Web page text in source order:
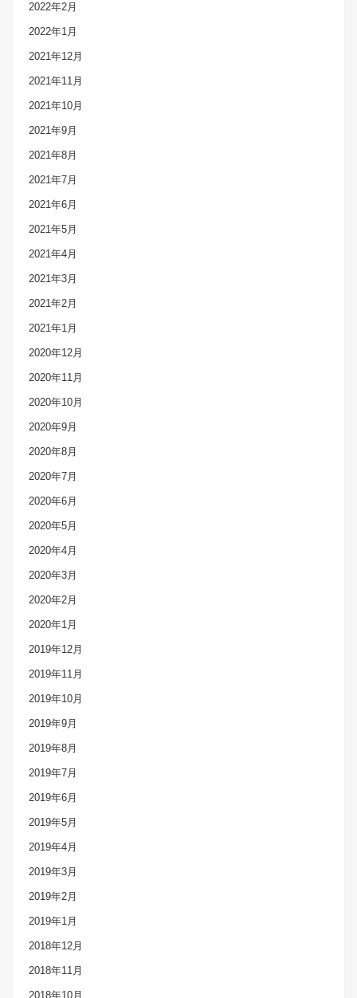
2022年2月
2022年1月
2021年12月
2021年11月
2021年10月
2021年9月
2021年8月
2021年7月
2021年6月
2021年5月
2021年4月
2021年3月
2021年2月
2021年1月
2020年12月
2020年11月
2020年10月
2020年9月
2020年8月
2020年7月
2020年6月
2020年5月
2020年4月
2020年3月
2020年2月
2020年1月
2019年12月
2019年11月
2019年10月
2019年9月
2019年8月
2019年7月
2019年6月
2019年5月
2019年4月
2019年3月
2019年2月
2019年1月
2018年12月
2018年11月
2018年10月